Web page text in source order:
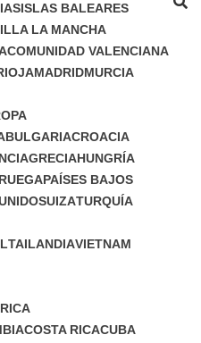
ISLAS BALEARES
LA MANCHA
COMUNIDAD VALENCIANA
MADRIDMURCIA
BULGARIACROACIA
GRECIAHUNGRÍA
PAÍSES BAJOS
SUIZATURQUÍA
TAILANDIAVIETNAM
COSTA RICACUBA